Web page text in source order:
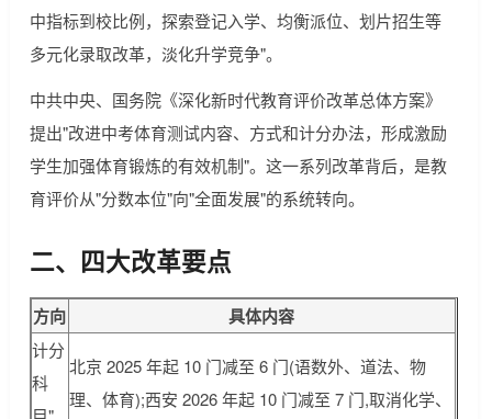
中指标到校比例，探索登记入学、均衡派位、划片招生等
多元化录取改革，淡化升学竞争"。
中共中央、国务院《深化新时代教育评价改革总体方案》
提出"改进中考体育测试内容、方式和计分办法，形成激励
学生加强体育锻炼的有效机制"。这一系列改革背后，是教
育评价从"分数本位"向"全面发展"的系统转向。
二、四大改革要点
方向 具体内容
计分
科
北京 2025 年起 10 门减至 6 门(语数外、道法、物
理、体育);西安 2026 年起 10 门减至 7 门,取消化学、